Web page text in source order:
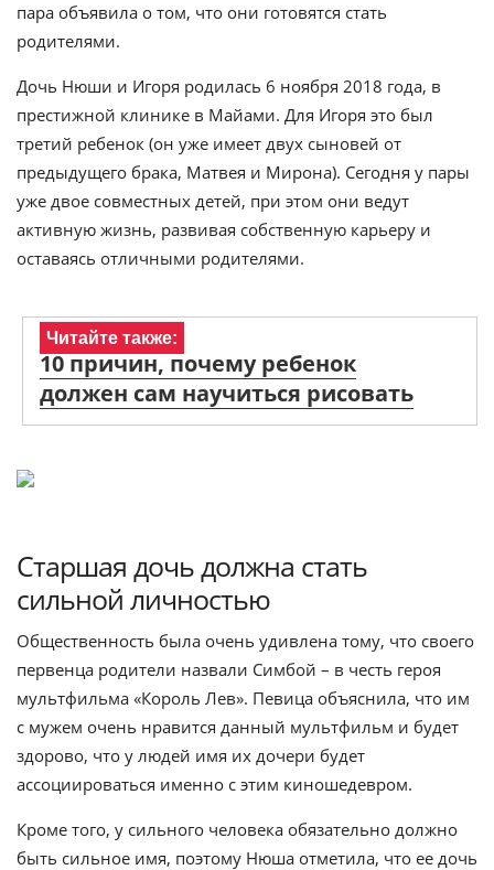
пара объявила о том, что они готовятся стать
родителями.
Дочь Нюши и Игоря родилась 6 ноября 2018 года, в
престижной клинике в Майами. Для Игоря это был
третий ребенок (он уже имеет двух сыновей от
предыдущего брака, Матвея и Мирона). Сегодня у пары
уже двое совместных детей, при этом они ведут
активную жизнь, развивая собственную карьеру и
оставаясь отличными родителями.
Читайте также:
10 причин, почему ребенок
должен сам научиться рисовать
Старшая дочь должна стать
сильной личностью
Общественность была очень удивлена тому, что своего
первенца родители назвали Симбой – в честь героя
мультфильма «Король Лев». Певица объяснила, что им
с мужем очень нравится данный мультфильм и будет
здорово, что у людей имя их дочери будет
ассоциироваться именно с этим киношедевром.
Кроме того, у сильного человека обязательно должно
быть сильное имя, поэтому Нюша отметила, что ее дочь